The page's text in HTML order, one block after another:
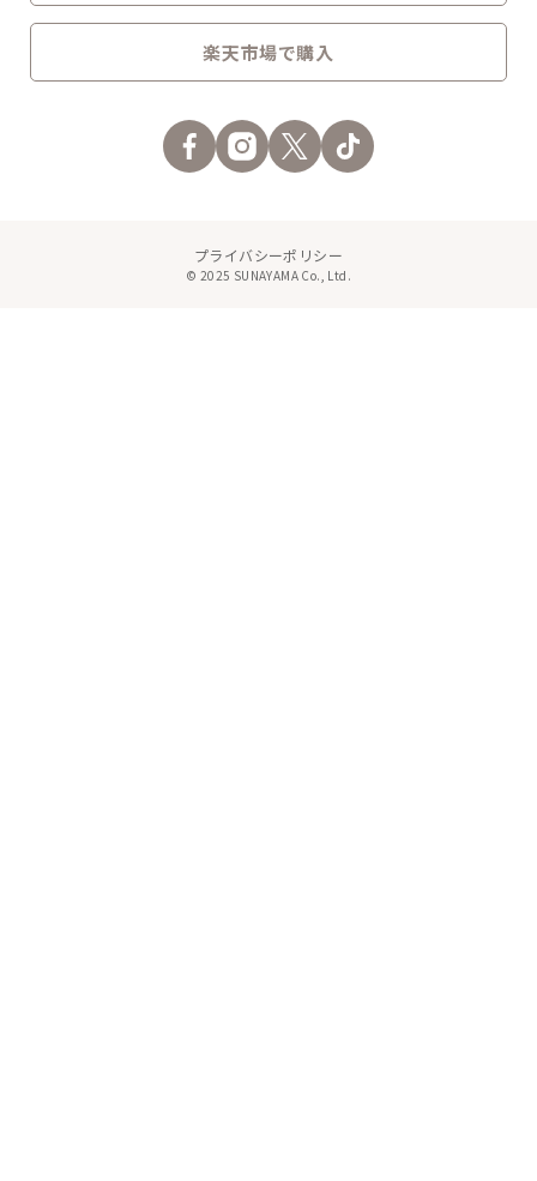
楽天市場で購入
© 2025 SUNAYAMA Co., Ltd.
プライバシーポリシー